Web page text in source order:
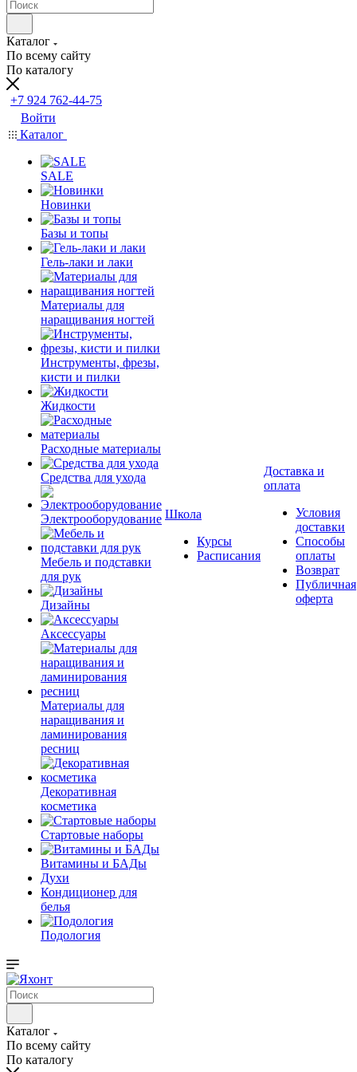
Каталог
По всему сайту
По каталогу
+7 924 762-44-75
Войти
Каталог
SALE
Новинки
Базы и топы
Гель-лаки и лаки
Материалы для
наращивания ногтей
Инструменты, фрезы,
кисти и пилки
Жидкости
Расходные материалы
Средства для ухода
Электрооборудование
Мебель и подставки
для рук
Дизайны
Аксессуары
Материалы для
наращивания и
ламинирования
ресниц
Декоративная
косметика
Стартовые наборы
Витамины и БАДы
Духи
Кондиционер для
белья
Подология
Школа
Курсы
Расписания
Доставка и
оплата
Условия
доставки
Способы
оплаты
Возврат
Публичная
оферта
Каталог
По всему сайту
По каталогу